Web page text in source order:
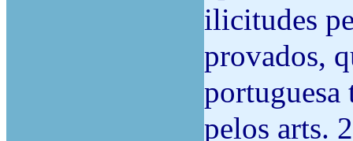
ilicitudes
provados,
portuguesa
pelos arts.